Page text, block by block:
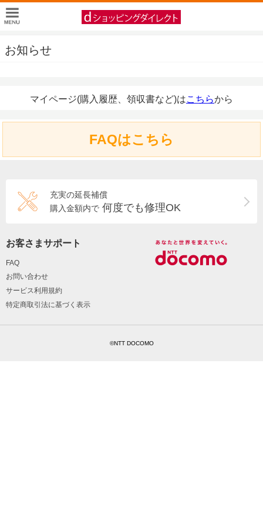
お知らせ
マイページ(購入履歴、領収書など)はこちらから
FAQはこちら
充実の延長補償
購入金額内で 何度でも修理OK
お客さまサポート
FAQ
お問い合わせ
サービス利用規約
特定商取引法に基づく表示
©NTT DOCOMO